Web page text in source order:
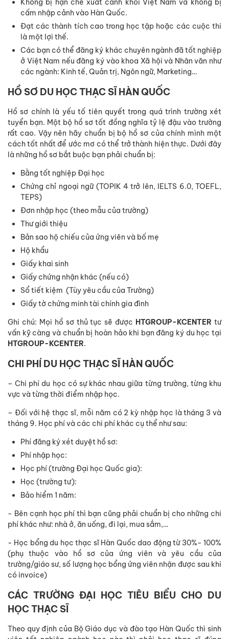
Không bị hạn chế xuất cảnh khỏi Việt Nam và không bị
cấm nhập cảnh vào Hàn Quốc.
Đạt các thành tích cao trong học tập hoặc các cuộc thi
là một lợi thế.
Các bạn có thể đăng ký khác chuyên ngành đã tốt nghiệp
ở Việt Nam nếu đăng ký vào khoa Xã hội và Nhân văn như
các ngành: Kinh tế, Quản trị, Ngôn ngữ, Marketing…
HỒ SƠ DU HỌC THẠC SĨ HÀN QUỐC
Hồ sơ chính là yếu tố tiên quyết trong quá trình trường xét
tuyển bạn. Một bộ hồ sơ tốt đồng nghĩa tỷ lệ đậu vào trường
rất cao. Vậy nên hãy chuẩn bị bộ hồ sơ của chính mình một
cách tốt nhất để ước mơ có thể trở thành hiện thực. Dưới đây
là những hồ sơ bắt buộc bạn phải chuẩn bị:
Bằng tốt nghiệp Đại học
Chứng chỉ ngoại ngữ (TOPIK 4 trở lên, IELTS 6.0, TOEFL,
TEPS)
Đơn nhập học (theo mẫu của trường)
Thư giới thiệu
Bản sao hộ chiếu của ứng viên và bố mẹ
Hộ khẩu
Giấy khai sinh
Giấy chứng nhận khác (nếu có)
Sổ tiết kiệm (Tùy yêu cầu của Trường)
Giấy tờ chứng minh tài chính gia đình
Ghi chú: Mọi hồ sơ thủ tục sẽ được HTGROUP-KCENTER tư
vấn kỹ càng và chuẩn bị hoàn hảo khi bạn đăng ký du học tại
HTGROUP-KCENTER.
CHI PHÍ DU HỌC THẠC SĨ HÀN QUỐC
– Chi phí du học có sự khác nhau giữa từng trường, từng khu
vực và từng thời điểm nhập học.
– Đối với hệ thạc sĩ, mỗi năm có 2 kỳ nhập học là tháng 3 và
tháng 9. Học phí và các chi phí khác cụ thể như sau:
Phí đăng ký xét duyệt hồ sơ:
Phí nhập học:
Học phí (trường Đại học Quốc gia):
Học (trường tư):
Bảo hiểm 1 năm:
- Bên cạnh học phí thì bạn cũng phải chuẩn bị cho những chi
phí khác như: nhà ở, ăn uống, đi lại, mua sắm,…
- Học bổng du học thạc sĩ Hàn Quốc dao động từ 30%- 100%
(phụ thuộc vào hồ sơ của ứng viên và yêu cầu của
trường/giáo sư, số lượng học bổng ứng viên nhận được sau khi
có invoice)
CÁC TRƯỜNG ĐẠI HỌC TIÊU BIỂU CHO DU
HỌC THẠC SĨ
Theo quy định của Bộ Giáo dục và đào tạo Hàn Quốc thì sinh